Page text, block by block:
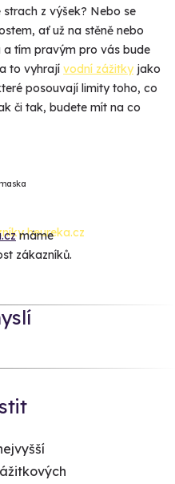
z výšek? Nebo se
ať už na stěně nebo
a tím pravým pro vás bude
to vyhrají vodní zážitky jako
posouvají limity toho, co
či tak, budete mít na co
máme
zákazníků.